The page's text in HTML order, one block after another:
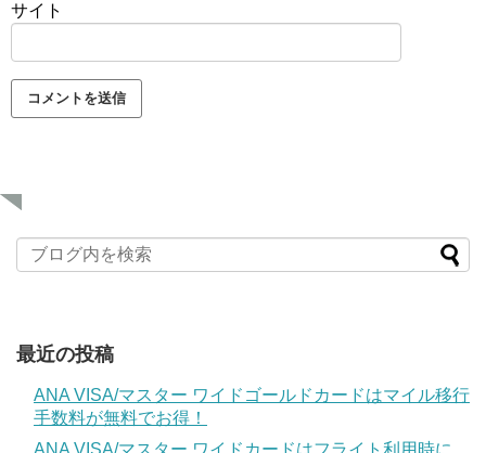
サイト
最近の投稿
ANA VISA/マスター ワイドゴールドカードはマイル移行
手数料が無料でお得！